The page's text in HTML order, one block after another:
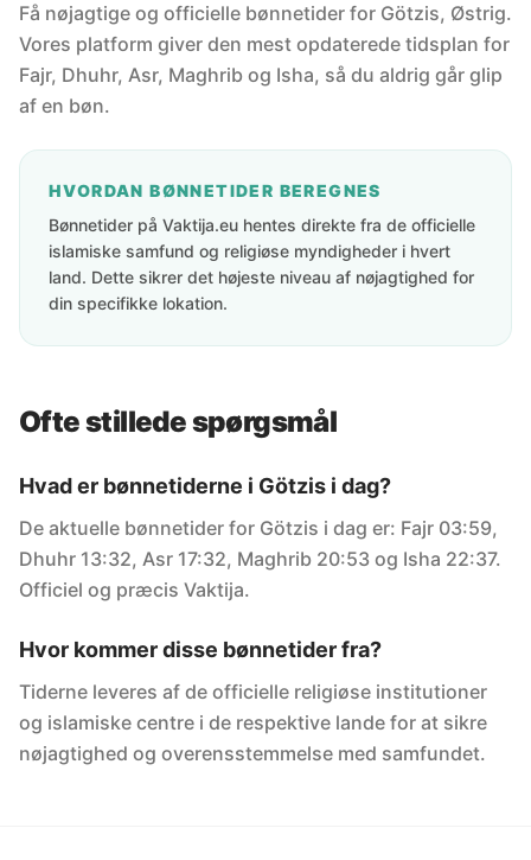
Få nøjagtige og officielle bønnetider for Götzis, Østrig.
Vores platform giver den mest opdaterede tidsplan for
Fajr, Dhuhr, Asr, Maghrib og Isha, så du aldrig går glip
af en bøn.
HVORDAN BØNNETIDER BEREGNES
Bønnetider på Vaktija.eu hentes direkte fra de officielle
islamiske samfund og religiøse myndigheder i hvert
land. Dette sikrer det højeste niveau af nøjagtighed for
din specifikke lokation.
Ofte stillede spørgsmål
Hvad er bønnetiderne i Götzis i dag?
De aktuelle bønnetider for Götzis i dag er: Fajr 03:59,
Dhuhr 13:32, Asr 17:32, Maghrib 20:53 og Isha 22:37.
Officiel og præcis Vaktija.
Hvor kommer disse bønnetider fra?
Tiderne leveres af de officielle religiøse institutioner
og islamiske centre i de respektive lande for at sikre
nøjagtighed og overensstemmelse med samfundet.